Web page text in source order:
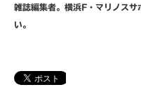
雑誌編集者。横浜F・マリノス
い。